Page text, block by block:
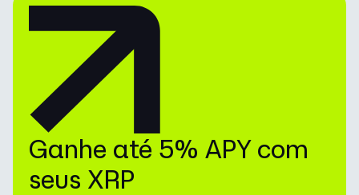
Ganhe até 5% APY com
seus XRP